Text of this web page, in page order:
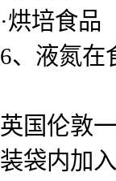
·烘培食品
6、液氮在
英国伦敦
装袋内加